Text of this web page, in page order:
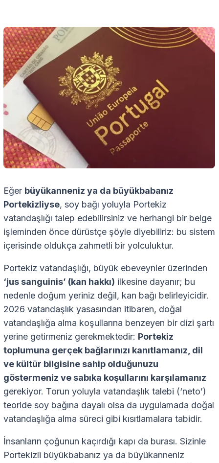
Eğer büyükanneniz ya da büyükbabanız
Portekizliyse, soy bağı yoluyla Portekiz
vatandaşlığı talep edebilirsiniz ve herhangi bir belge
işleminden önce dürüstçe şöyle diyebiliriz: bu sistem
içerisinde oldukça zahmetli bir yolculuktur.
Portekiz vatandaşlığı, büyük ebeveynler üzerinden
‘jus sanguinis’ (kan hakkı) ilkesine dayanır; bu
nedenle doğum yeriniz değil, kan bağı belirleyicidir.
2026 vatandaşlık yasasından itibaren, doğal
vatandaşlığa alma koşullarına benzeyen bir dizi şartı
yerine getirmeniz gerekmektedir: Portekiz
toplumuna gerçek bağlarınızı kanıtlamanız, dil
ve kültür bilgisine sahip olduğunuzu
göstermeniz ve sabıka koşullarını karşılamanız
gerekiyor. Torun yoluyla vatandaşlık talebi (‘neto’)
teoride soy bağına dayalı olsa da uygulamada doğal
vatandaşlığa alma süreci gibi kısıtlamalara tabidir.
İnsanların çoğunun kaçırdığı kapı da burası. Sizinle
Portekizli büyükbabanız ya da büyükanneniz